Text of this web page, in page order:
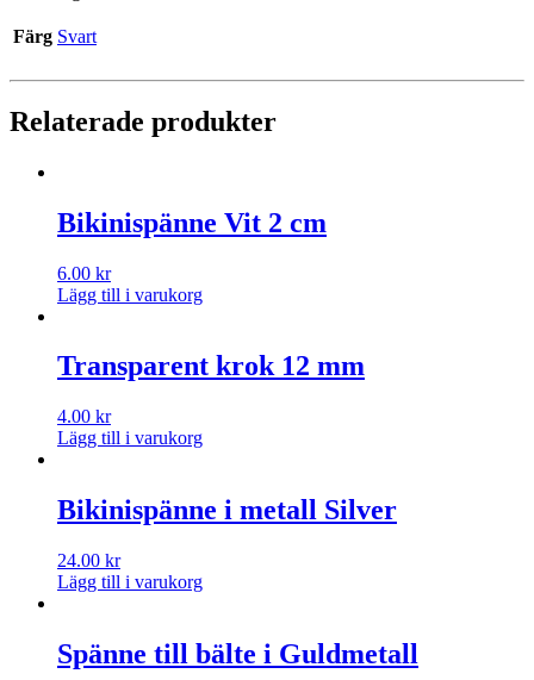
Färg Svart
Relaterade produkter
Bikinispänne Vit 2 cm
6.00 kr
Lägg till i varukorg
Transparent krok 12 mm
4.00 kr
Lägg till i varukorg
Bikinispänne i metall Silver
24.00 kr
Lägg till i varukorg
Spänne till bälte i Guldmetall